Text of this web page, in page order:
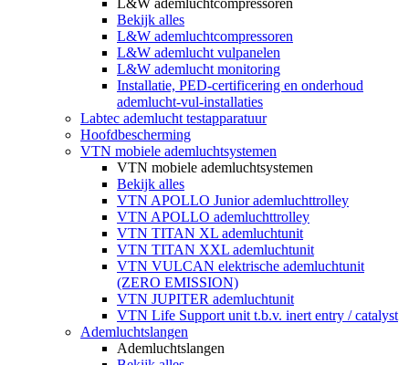
L&W ademluchtcompressoren
Bekijk alles
L&W ademluchtcompressoren
L&W ademlucht vulpanelen
L&W ademlucht monitoring
Installatie, PED-certificering en onderhoud
ademlucht-vul-installaties
Labtec ademlucht testapparatuur
Hoofdbescherming
VTN mobiele ademluchtsystemen
VTN mobiele ademluchtsystemen
Bekijk alles
VTN APOLLO Junior ademluchttrolley
VTN APOLLO ademluchttrolley
VTN TITAN XL ademluchtunit
VTN TITAN XXL ademluchtunit
VTN VULCAN elektrische ademluchtunit
(ZERO EMISSION)
VTN JUPITER ademluchtunit
VTN Life Support unit t.b.v. inert entry / catalyst
Ademluchtslangen
Ademluchtslangen